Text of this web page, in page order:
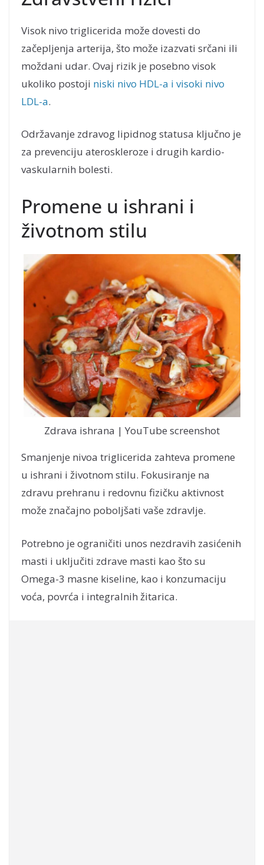
Visok nivo triglicerida može dovesti do
začepljenja arterija, što može izazvati srčani ili
moždani udar. Ovaj rizik je posebno visok
ukoliko postoji niski nivo HDL-a i visoki nivo
LDL-a.
Održavanje zdravog lipidnog statusa ključno je
za prevenciju ateroskleroze i drugih kardio-
vaskularnih bolesti.
Promene u ishrani i
životnom stilu
Zdrava ishrana | YouTube screenshot
Smanjenje nivoa triglicerida zahteva promene
u ishrani i životnom stilu. Fokusiranje na
zdravu prehranu i redovnu fizičku aktivnost
može značajno poboljšati vaše zdravlje.
Potrebno je ograničiti unos nezdravih zasićenih
masti i uključiti zdrave masti kao što su
Omega-3 masne kiseline, kao i konzumaciju
voća, povrća i integralnih žitarica.